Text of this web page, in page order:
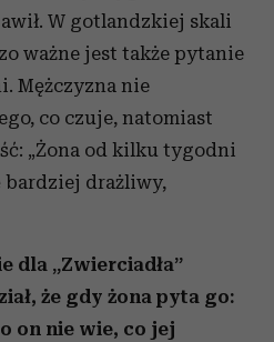
W gotlandzkiej skali
ważne jest także pytanie
Mężczyzna nie
co czuje, natomiast
„Żona od kilku tygodni
bardziej drażliwy,
dla „Zwierciadła”
że gdy żona pyta go:
on nie wie, co jej